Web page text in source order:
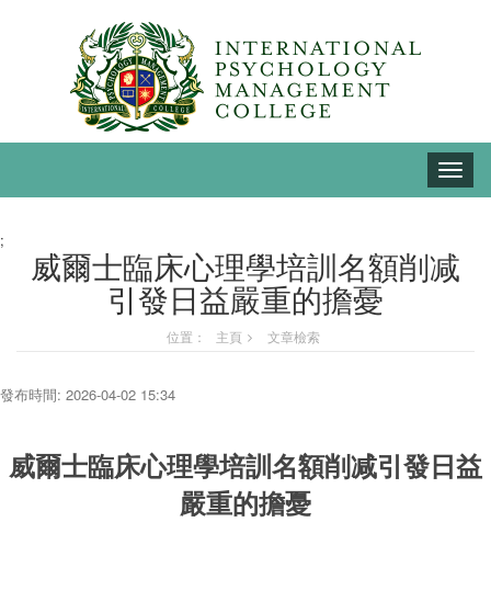
Toggle
;
威爾士臨床心理學培訓名額削减
引發日益嚴重的擔憂
位置： 主頁 文章檢索
發布時間: 2026-04-02 15:34
威爾士臨床心理學培訓名額削减引發日益
嚴重的擔憂